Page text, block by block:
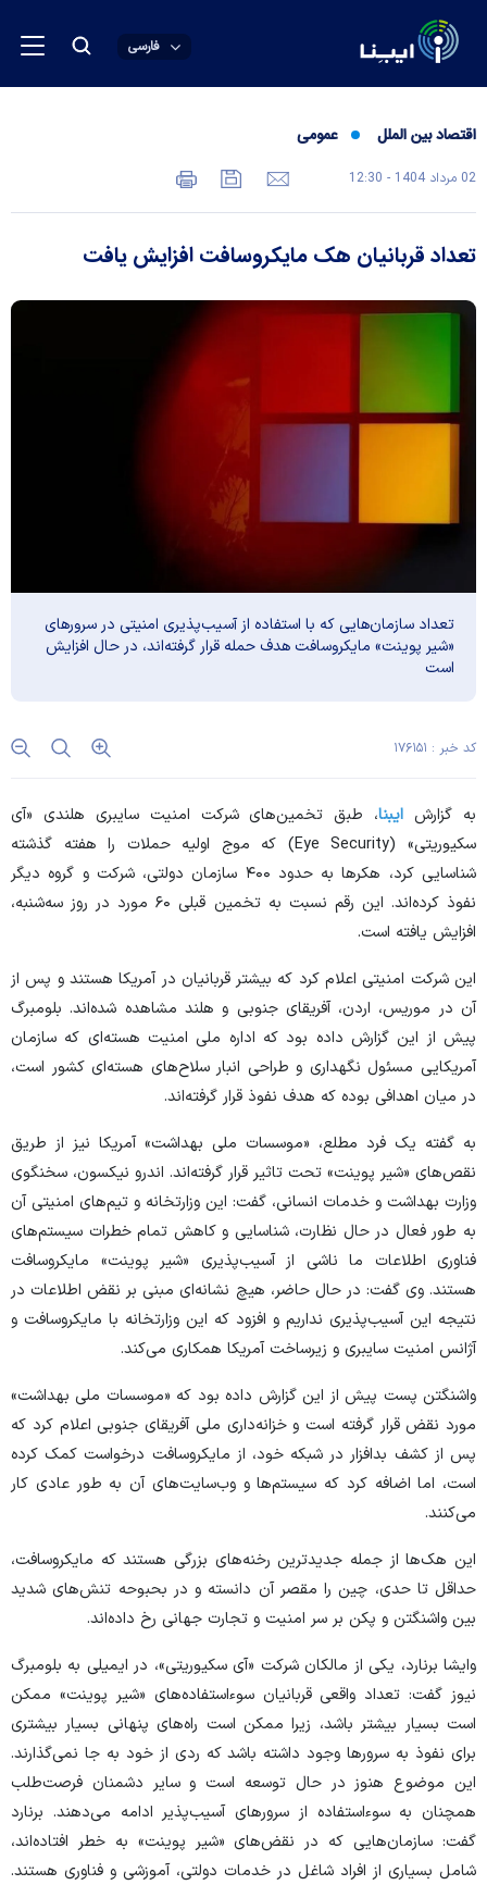
فارسی
اقتصاد بین الملل عمومی
02 مرداد 1404 - 12:30
تعداد قربانیان هک مایکروسافت افزایش یافت
تعداد سازمان‌هایی که با استفاده از آسیب‌پذیری امنیتی در سرور‌های
«شیر پوینت» مایکروسافت هدف حمله قرار گرفته‌اند، در حال افزایش
است
کد خبر : ۱۷۶۱۵۱
به گزارش ایبنا، طبق تخمین‌های شرکت امنیت سایبری هلندی «آی
سکیوریتی» (Eye Security) که موج اولیه حملات را هفته گذشته
شناسایی کرد، هکر‌ها به حدود ۴۰۰ سازمان دولتی، شرکت و گروه دیگر
نفوذ کرده‌اند. این رقم نسبت به تخمین قبلی ۶۰ مورد در روز سه‌شنبه،
افزایش یافته است.
این شرکت امنیتی اعلام کرد که بیشتر قربانیان در آمریکا هستند و پس از
آن در موریس، اردن، آفریقای جنوبی و هلند مشاهده شده‌اند. بلومبرگ
پیش از این گزارش داده بود که اداره ملی امنیت هسته‌ای که سازمان
آمریکایی مسئول نگهداری و طراحی انبار سلاح‌های هسته‌ای کشور است،
در میان اهدافی بوده که هدف نفوذ قرار گرفته‌اند.
به گفته یک فرد مطلع، «موسسات ملی بهداشت» آمریکا نیز از طریق
نقص‌های «شیر پوینت» تحت تاثیر قرار گرفته‌اند. اندرو نیکسون، سخنگوی
وزارت بهداشت و خدمات انسانی، گفت: این وزارتخانه و تیم‌های امنیتی آن
به طور فعال در حال نظارت، شناسایی و کاهش تمام خطرات سیستم‌های
فناوری اطلاعات ما ناشی از آسیب‌پذیری «شیر پوینت» مایکروسافت
هستند. وی گفت: در حال حاضر، هیچ نشانه‌ای مبنی بر نقض اطلاعات در
نتیجه این آسیب‌پذیری نداریم و افزود که این وزارتخانه با مایکروسافت و
آژانس امنیت سایبری و زیرساخت آمریکا همکاری می‌کند.
واشنگتن پست پیش از این گزارش داده بود که «موسسات ملی بهداشت»
مورد نقض قرار گرفته است و خزانه‌داری ملی آفریقای جنوبی اعلام کرد که
پس از کشف بدافزار در شبکه خود، از مایکروسافت درخواست کمک کرده
است، اما اضافه کرد که سیستم‌ها و وب‌سایت‌های آن به طور عادی کار
می‌کنند.
این هک‌ها از جمله جدیدترین رخنه‌های بزرگی هستند که مایکروسافت،
حداقل تا حدی، چین را مقصر آن دانسته و در بحبوحه تنش‌های شدید
بین واشنگتن و پکن بر سر امنیت و تجارت جهانی رخ داده‌اند.
وایشا برنارد، یکی از مالکان شرکت «آی سکیوریتی»، در ایمیلی به بلومبرگ
نیوز گفت: تعداد واقعی قربانیان سوءاستفاده‌های «شیر پوینت» ممکن
است بسیار بیشتر باشد، زیرا ممکن است راه‌های پنهانی بسیار بیشتری
برای نفوذ به سرور‌ها وجود داشته باشد که ردی از خود به جا نمی‌گذارند.
این موضوع هنوز در حال توسعه است و سایر دشمنان فرصت‌طلب
همچنان به سوءاستفاده از سرور‌های آسیب‌پذیر ادامه می‌دهند. برنارد
گفت: سازمان‌هایی که در نقض‌های «شیر پوینت» به خطر افتاده‌اند،
شامل بسیاری از افراد شاغل در خدمات دولتی، آموزشی و فناوری هستند.